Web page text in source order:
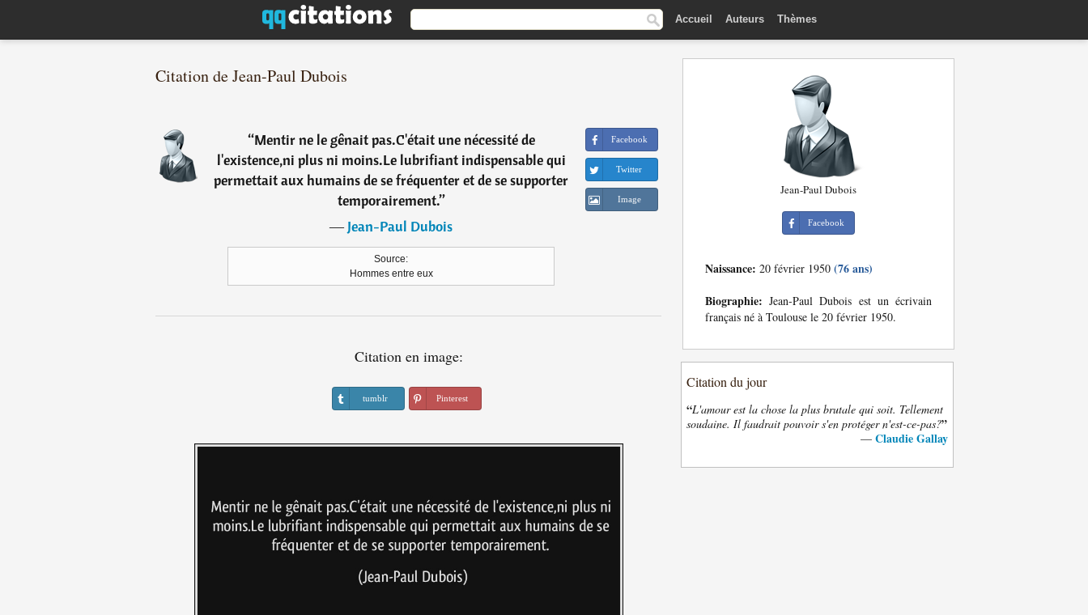
Accueil Auteurs Thèmes
Citation de Jean-Paul Dubois
“Mentir ne le gênait pas.C'était une nécessité de
l'existence,ni plus ni moins.Le lubrifiant indispensable qui
permettait aux humains de se fréquenter et de se supporter
temporairement.”
―Jean-Paul Dubois
Source:
Hommes entre eux
Facebook
Twitter
Image
Citation en image:
tumblr Pinterest
Jean-Paul Dubois
Facebook
Naissance: 20 février 1950 (76 ans)
Biographie: Jean-Paul Dubois est un écrivain
français né à Toulouse le 20 février 1950.
Citation du jour
“L'amour est la chose la plus brutale qui soit. Tellement
soudaine. Il faudrait pouvoir s'en protéger n'est-ce-pas?”
— Claudie Gallay